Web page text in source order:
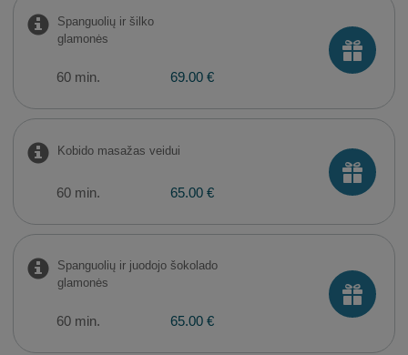
Spanguolių ir šilko
glamonės
60 min. 69.00 €
Kobido masažas veidui
60 min. 65.00 €
Spanguolių ir juodojo šokolado
glamonės
60 min. 65.00 €